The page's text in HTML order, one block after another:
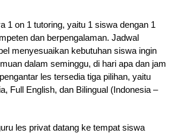
1 on 1 tutoring, yaitu 1 siswa dengan 1
dan berpengalaman. Jadwal
menyesuaikan kebutuhan siswa ingin
dalam seminggu, di hari apa dan jam
les tersedia tiga pilihan, yaitu
Full English, dan Bilingual (Indonesia –
les privat datang ke tempat siswa